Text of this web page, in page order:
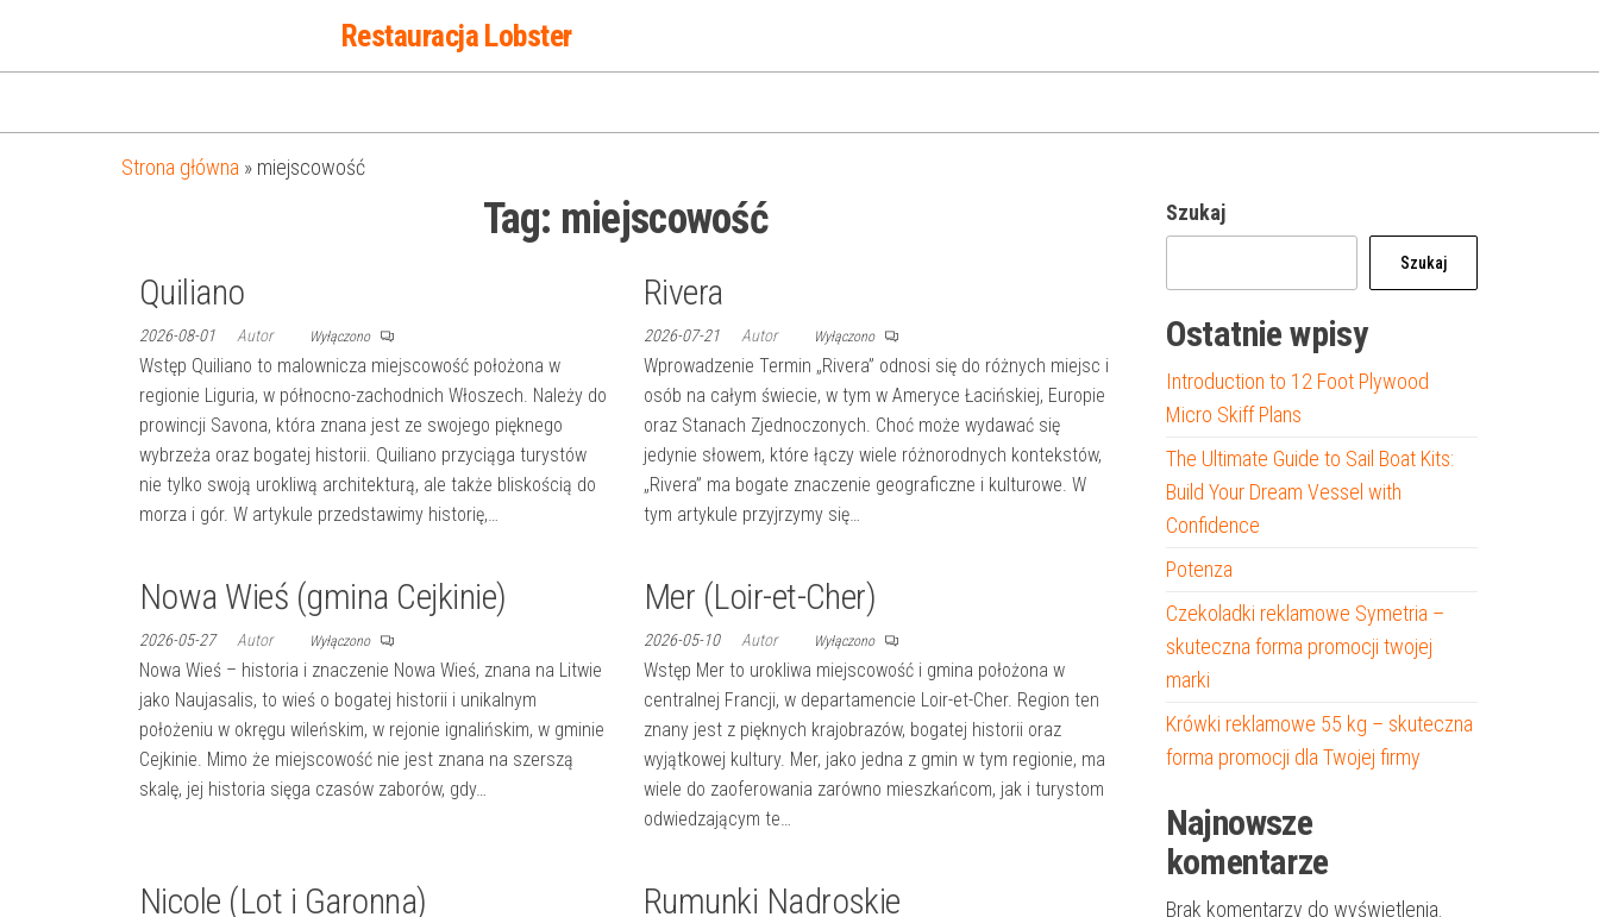
Restauracja Lobster
Strona główna » miejscowość
Tag: miejscowość
Quiliano
2026-08-01 Autor Wyłączono
Wstęp Quiliano to malownicza miejscowość położona w
regionie Liguria, w północno-zachodnich Włoszech. Należy do
prowincji Savona, która znana jest ze swojego pięknego
wybrzeża oraz bogatej historii. Quiliano przyciąga turystów
nie tylko swoją urokliwą architekturą, ale także bliskością do
morza i gór. W artykule przedstawimy historię,…
Rivera
2026-07-21 Autor Wyłączono
Wprowadzenie Termin „Rivera” odnosi się do różnych miejsc i
osób na całym świecie, w tym w Ameryce Łacińskiej, Europie
oraz Stanach Zjednoczonych. Choć może wydawać się
jedynie słowem, które łączy wiele różnorodnych kontekstów,
„Rivera” ma bogate znaczenie geograficzne i kulturowe. W
tym artykule przyjrzymy się…
Nowa Wieś (gmina Cejkinie)
2026-05-27 Autor Wyłączono
Nowa Wieś – historia i znaczenie Nowa Wieś, znana na Litwie
jako Naujasalis, to wieś o bogatej historii i unikalnym
położeniu w okręgu wileńskim, w rejonie ignalińskim, w gminie
Cejkinie. Mimo że miejscowość nie jest znana na szerszą
skalę, jej historia sięga czasów zaborów, gdy…
Mer (Loir-et-Cher)
2026-05-10 Autor Wyłączono
Wstęp Mer to urokliwa miejscowość i gmina położona w
centralnej Francji, w departamencie Loir-et-Cher. Region ten
znany jest z pięknych krajobrazów, bogatej historii oraz
wyjątkowej kultury. Mer, jako jedna z gmin w tym regionie, ma
wiele do zaoferowania zarówno mieszkańcom, jak i turystom
odwiedzającym te…
Nicole (Lot i Garonna) Rumunki Nadroskie
Szukaj
Szukaj
Ostatnie wpisy
Introduction to 12 Foot Plywood
Micro Skiff Plans
The Ultimate Guide to Sail Boat Kits:
Build Your Dream Vessel with
Confidence
Potenza
Czekoladki reklamowe Symetria –
skuteczna forma promocji twojej
marki
Krówki reklamowe 55 kg – skuteczna
forma promocji dla Twojej firmy
Najnowsze
komentarze
Brak komentarzy do wyświetlenia.